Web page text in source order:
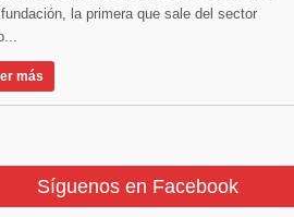
la primera que sale del sector
más
Síguenos en Facebook